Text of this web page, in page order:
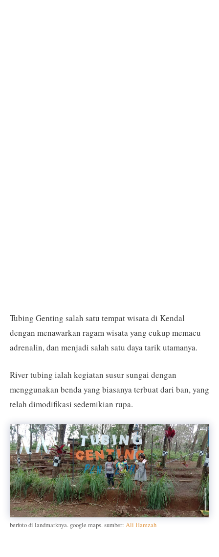
Tubing Genting salah satu tempat wisata di Kendal
dengan menawarkan ragam wisata yang cukup memacu
adrenalin, dan menjadi salah satu daya tarik utamanya.
River tubing ialah kegiatan susur sungai dengan
menggunakan benda yang biasanya terbuat dari ban, yang
telah dimodifikasi sedemikian rupa.
berfoto di landmarknya. google maps. sumber: Ali Hamzah